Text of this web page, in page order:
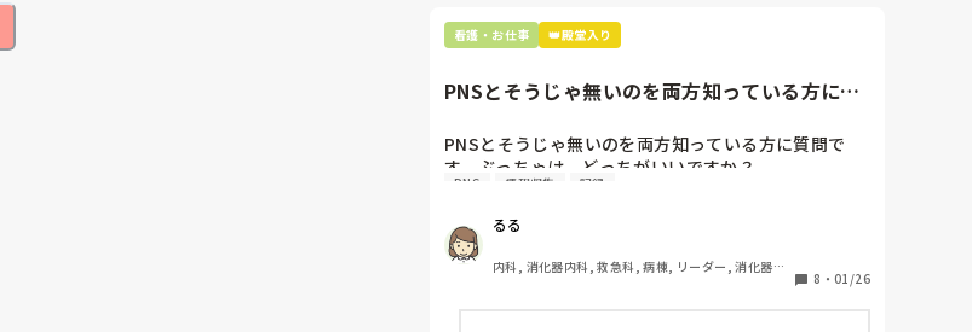
市長さんは、
患者さんに迷惑かけたわけじゃないから大丈夫、
と慰めてくれましたが、、
自分が情けなくて情けなくて😭
こんなバカな私をせめて笑い飛ばしてください笑
看護・お仕事 👑殿堂入り
PNSとそうじゃ無いのを両方知っている方に質
PNSとそうじゃ無いのを両方知っている方に質問で
す。ぶっちゃけ、どっちがいいですか？
その後、PNSを廃止しました。
私は、そのPNSを廃止した病棟からまだPNSをやって
いる病棟に9月に異動してきました。
ぶっちゃけ、新人のレベルにかなりの差が出ているな
PNS 情報収集 記録
るる
内科, 消化器内科, 救急科, 病棟, リーダー, 消化器外
8 ・ 01/26